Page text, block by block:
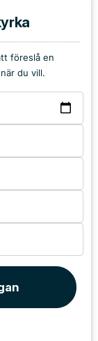
föreslå en
du vill.